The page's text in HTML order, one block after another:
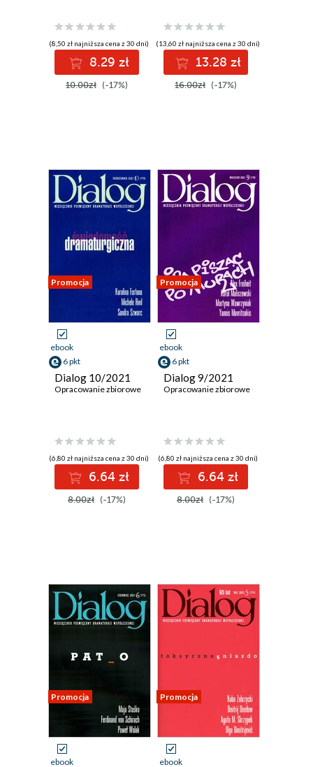
(8,50 zł najniższa cena z 30 dni)
8.29 zł
10.00zł (-17%)
(13,60 zł najniższa cena z 30 dni)
13.28 zł
16.00zł (-17%)
Promocja
ebook
6 pkt
Dialog 10/2021
Opracowanie zbiorowe
(6,80 zł najniższa cena z 30 dni)
6.64 zł
8.00zł (-17%)
Promocja
ebook
6 pkt
Dialog 9/2021
Opracowanie zbiorowe
(6,80 zł najniższa cena z 30 dni)
6.64 zł
8.00zł (-17%)
Promocja
ebook
Promocja
ebook